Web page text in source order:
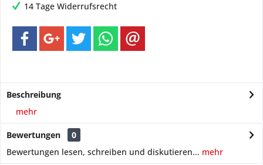
14 Tage Widerrufsrecht
Beschreibung
mehr
Bewertungen
0
Bewertungen lesen, schreiben und diskutieren... mehr